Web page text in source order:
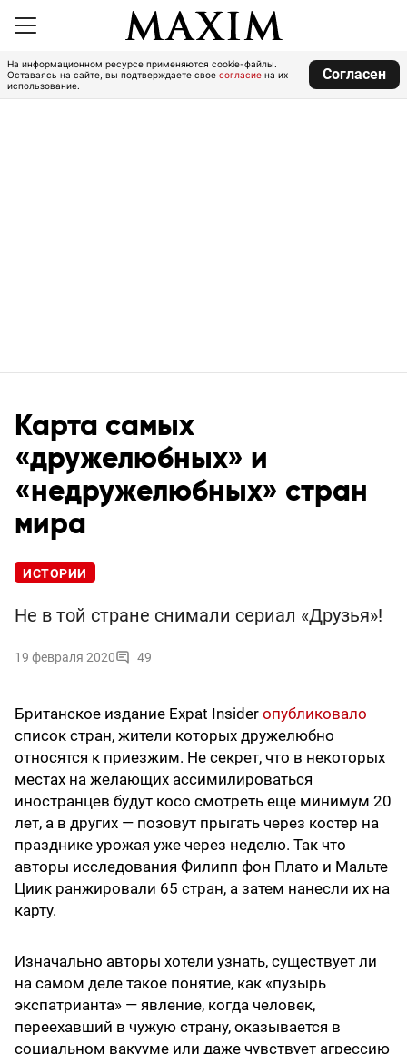
На информационном ресурсе применяются cookie-файлы.
Оставаясь на сайте, вы подтверждаете свое согласие на их
использование.
Согласен
Карта самых
«дружелюбных» и
«недружелюбных» стран
мира
ИСТОРИИ
Не в той стране снимали сериал «Друзья»!
19 февраля 2020 49
Британское издание Expat Insider опубликовало
список стран, жители которых дружелюбно
относятся к приезжим. Не секрет, что в некоторых
местах на желающих ассимилироваться
иностранцев будут косо смотреть еще минимум 20
лет, а в других — позовут прыгать через костер на
празднике урожая уже через неделю. Так что
авторы исследования Филипп фон Плато и Мальте
Циик ранжировали 65 стран, а затем нанесли их на
карту.
Изначально авторы хотели узнать, существует ли
на самом деле такое понятие, как «пузырь
экспатрианта» — явление, когда человек,
переехавший в чужую страну, оказывается в
социальном вакууме или даже чувствует агрессию